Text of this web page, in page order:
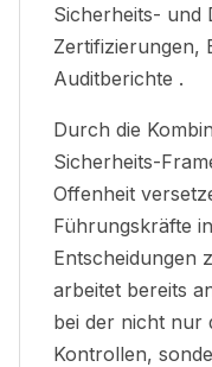
Sicherheits- und
Zertifizierungen,
Auditberichte .
Durch die
Sicherheits-
Offenheit
Führungskräfte
Entscheidungen
arbeitet bereits
bei der nicht nur
Kontrollen,